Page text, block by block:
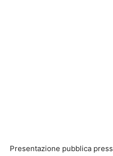
Presentazione pubblica